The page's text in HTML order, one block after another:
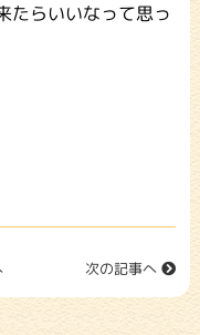
たらいいなって思っ
次の記事へ